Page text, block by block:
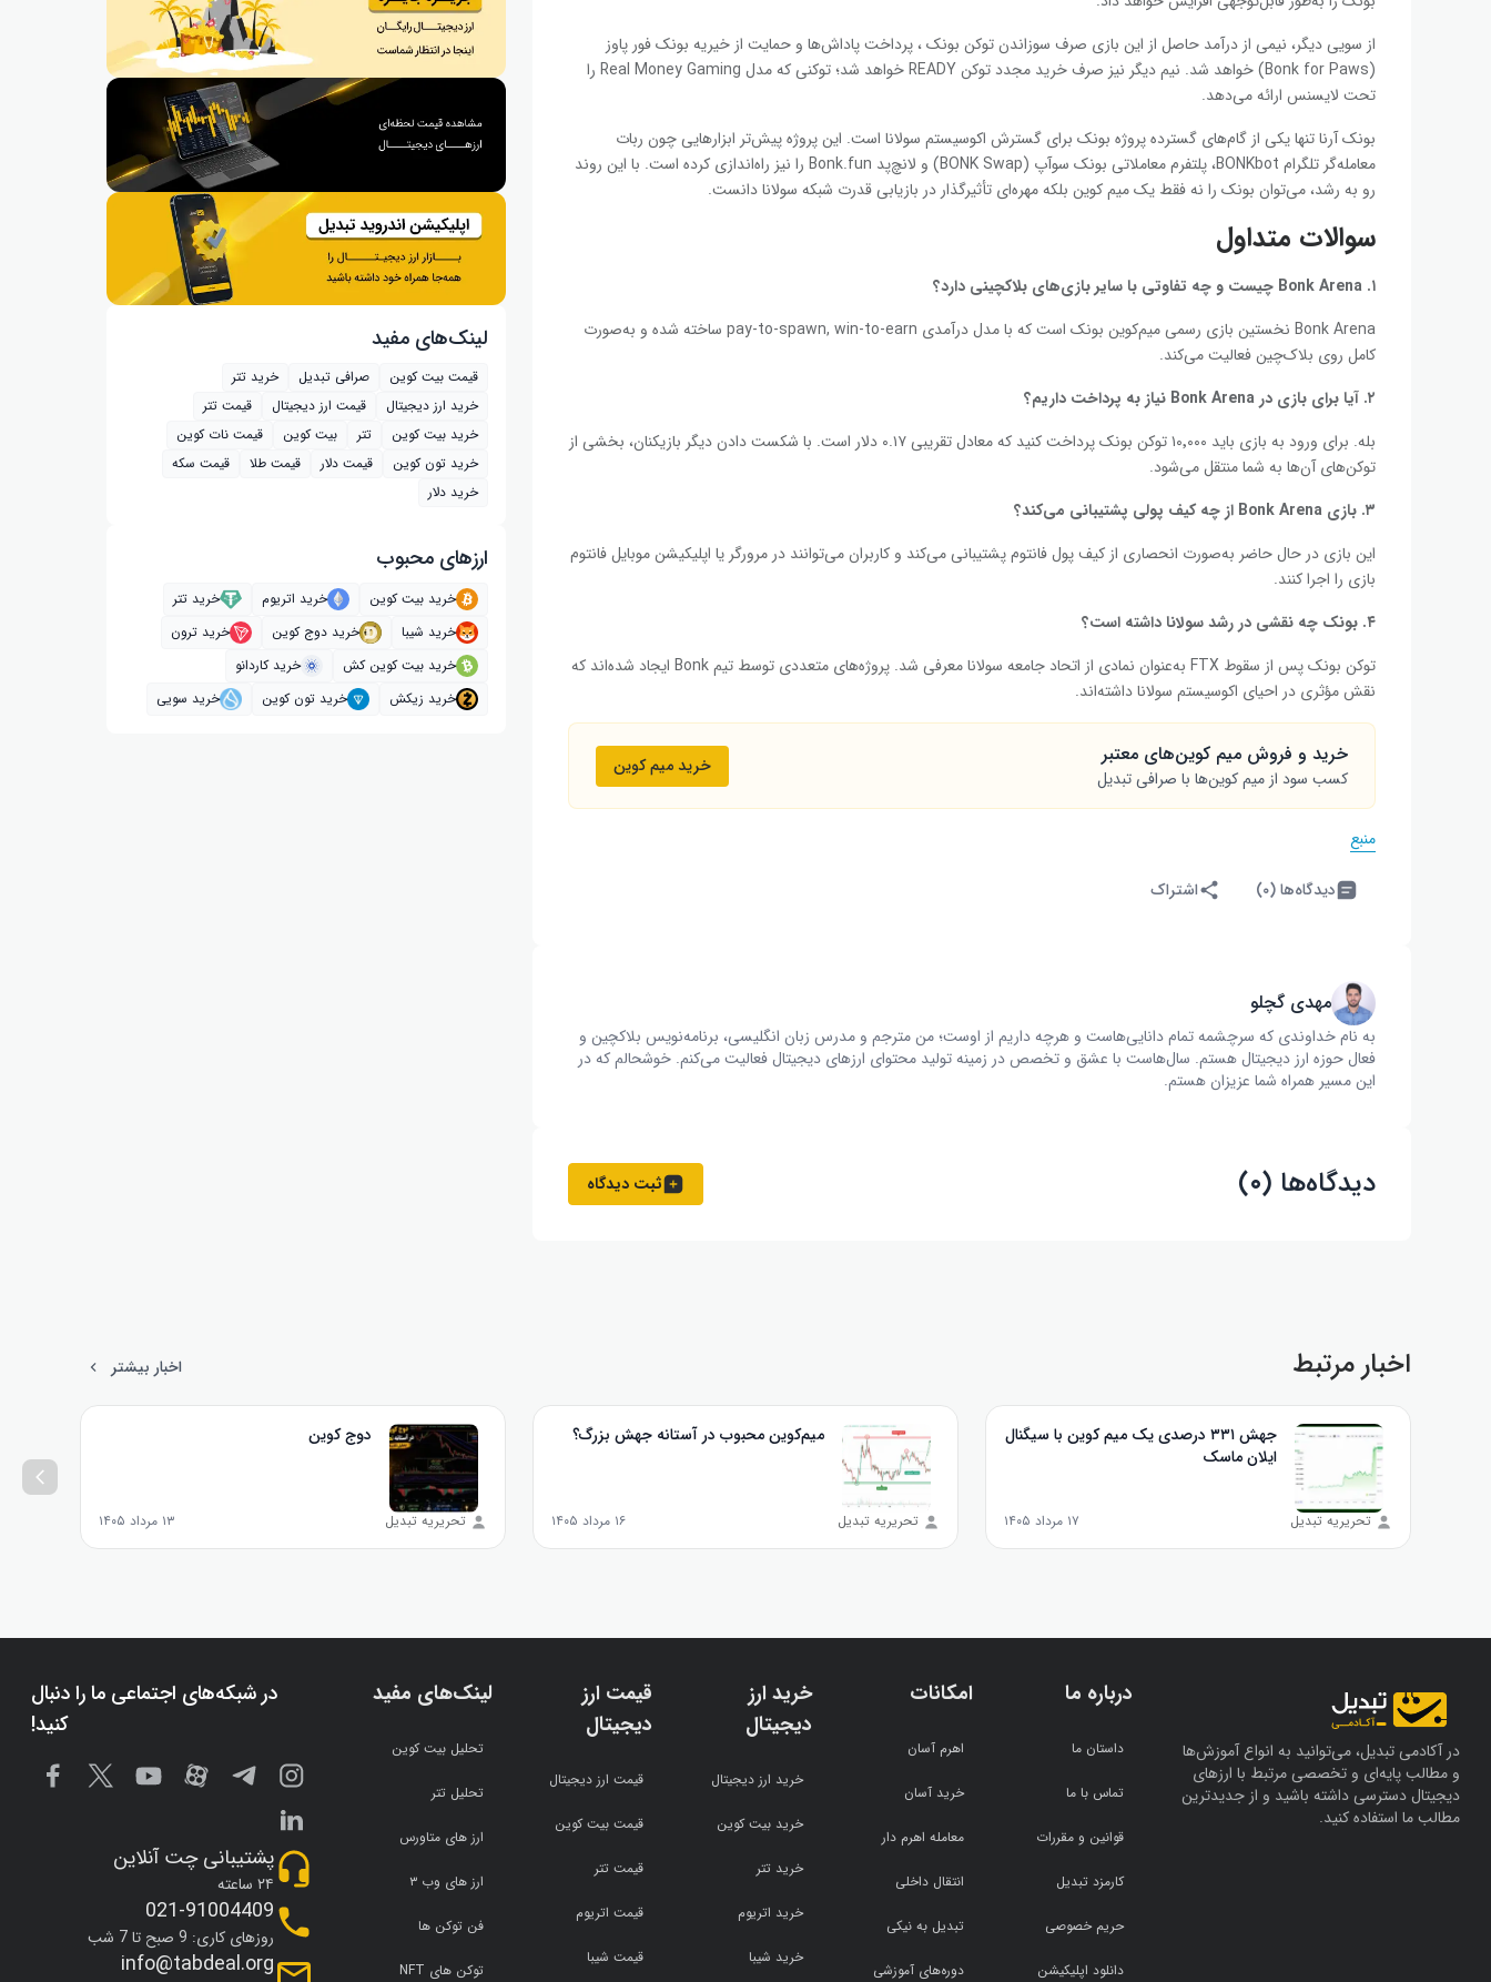
از سویی دیگر، نیمی از درآمد حاصل از این بازی صرف سوزاندن توکن بونک ، پرداخت پاداش‌ها و حمایت از خیریه بونک فور پاوز
(Bonk for Paws) خواهد شد. نیم دیگر نیز صرف خرید مجدد توکن READY خواهد شد؛ توکنی که مدل Real Money Gaming را
تحت لایسنس ارائه می‌دهد.
بونک آرنا تنها یکی از گام‌های گسترده پروژه بونک برای گسترش اکوسیستم سولانا است. این پروژه پیش‌تر ابزارهایی چون ربات
معامله‌گر تلگرام BONKbot، پلتفرم معاملاتی بونک سوآپ (BONK Swap) و لانچ‌پد Bonk.fun را نیز راه‌اندازی کرده است. با این روند
رو به رشد، می‌توان بونک را نه فقط یک میم‌ کوین بلکه مهره‌ای تأثیرگذار در بازیابی قدرت شبکه سولانا دانست.
سوالات متداول
۱. Bonk Arena چیست و چه تفاوتی با سایر بازی‌های بلاکچینی دارد؟
Bonk Arena نخستین بازی رسمی میم‌کوین بونک است که با مدل درآمدی pay-to-spawn, win-to-earn ساخته شده و به‌صورت
کامل روی بلاک‌چین فعالیت می‌کند.
۲. آیا برای بازی در
Bonk Arena نیاز به پرداخت داریم؟
بله. برای ورود به بازی باید ۱۰٬۰۰۰ توکن بونک پرداخت کنید که معادل تقریبی ۰.۱۷ دلار است. با شکست دادن دیگر بازیکنان، بخشی از
توکن‌های آن‌ها به شما منتقل می‌شود.
۳. بازی
Bonk Arena از چه کیف پولی پشتیبانی می‌کند؟
این بازی در حال حاضر به‌صورت انحصاری از کیف پول فانتوم پشتیبانی می‌کند و کاربران می‌توانند در مرورگر یا اپلیکیشن موبایل فانتوم
بازی را اجرا کنند.
۴. بونک چه نقشی در رشد سولانا داشته است؟
توکن بونک پس از سقوط FTX به‌عنوان نمادی از اتحاد جامعه سولانا معرفی شد. پروژه‌های متعددی توسط تیم Bonk ایجاد شده‌اند که
نقش مؤثری در احیای اکوسیستم سولانا داشته‌اند.
خرید و فروش میم کوین‌های معتبر
کسب سود از میم کوین‌ها با صرافی تبدیل
خرید میم کوین
منبع
دیدگاه‌ها (۰) اشتراک
مهدی گچلو
به نام خداوندی که سرچشمه تمام دانایی‌هاست و هرچه داریم از اوست؛ من مترجم و مدرس زبان انگلیسی، برنامه‌نویس بلاکچین و
فعال حوزه ارز دیجیتال هستم. سال‌هاست با عشق و تخصص در زمینه تولید محتوای ارزهای دیجیتال فعالیت می‌کنم. خوشحالم که در
این مسیر همراه شما عزیزان هستم.
دیدگاه‌ها (۰) ثبت دیدگاه
لینک‌های مفید
قیمت بیت کوین صرافی تبدیل
خرید تتر
خرید ارز دیجیتال
قیمت ارز دیجیتال
قیمت تتر
خرید بیت‌ کوین
تتر بیت کوین
قیمت نات کوین
خرید تون کوین
قیمت دلار قیمت طلا
قیمت سکه
خرید دلار
ارز‌های محبوب
خرید بیت کوین خرید اتریوم
خرید تتر
خرید شیبا
خرید دوج کوین
خرید ترون
خرید بیت کوین کش
خرید کاردانو
خرید زیکش
خرید تون کوین خرید سویی
اخبار مرتبط اخبار بیشتر
جهش ۳۳۱ درصدی یک میم‌ کوین با سیگنال
ایلان ماسک
تحریریه تبدیل ۱۷ مرداد ۱۴۰۵
میم‌کوین محبوب در آستانه جهش بزرگ؟
تحریریه تبدیل ۱۶ مرداد ۱۴۰۵
دوج کوین
تحریریه تبدیل ۱۳ مرداد ۱۴۰۵
در آکادمی تبدیل، می‌توانید به انواع آموزش‌ها
و مطالب پایه‌ای و تخصصی مرتبط با ارزهای
دیجیتال دسترسی داشته باشید و از جدیدترین
مطالب ما استفاده کنید.
درباره ما
داستان ما
تماس با ما
قوانین و مقررات
کارمزد تبدیل
حریم خصوصی
دانلود اپلیکیشن
امکانات
اهرم آسان
خرید آسان
معامله اهرم دار
انتقال داخلی
تبدیل به نیکی
دوره‌های آموزشی
خرید ارز
دیجیتال
خرید ارز دیجیتال
خرید بیت کوین
خرید تتر
خرید اتریوم
خرید شیبا
قیمت ارز
دیجیتال
قیمت ارز دیجیتال
قیمت بیت کوین
قیمت تتر
قیمت اتریوم
قیمت شیبا
لینک‌های مفید
تحلیل بیت کوین
تحلیل تتر
ارز های متاورس
ارز های وب ۳
فن توکن ها
توکن های NFT
در شبکه‌های اجتماعی ما را دنبال
کنید!
پشتیبانی چت آنلاین
۲۴ ساعته
021-91004409
روزهای کاری: 9 صبح تا 7 شب
info@tabdeal.org